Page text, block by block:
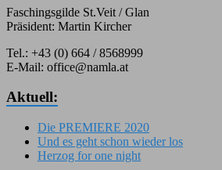
Faschingsgilde St.Veit / Glan
Präsident: Martin Kircher
Tel.: +43 (0) 664 / 8568999
E-Mail: office@namla.at
Aktuell:
Die PREMIERE 2020
Und es geht schon wieder los
Herzog for one night